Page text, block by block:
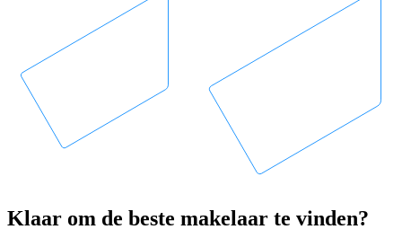
Klaar om de beste makelaar te vinden?